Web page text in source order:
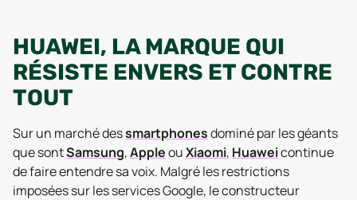
HUAWEI, LA MARQUE QUI
RÉSISTE ENVERS ET CONTRE
TOUT
Sur un marché dessmartphonesdominé par les géants
que sontSamsung,AppleouXiaomi, Huaweicontinue
de faire entendre sa voix. Malgré les restrictions
imposées sur les services Google, le constructeur